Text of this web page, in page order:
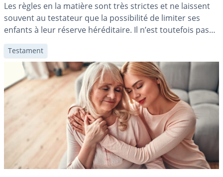
Les règles en la matière sont très strictes et ne laissent
souvent au testateur que la possibilité de limiter ses
enfants à leur réserve héréditaire. Il n’est toutefois pas
impossible d’exhéréder ses enfants. Cependant, le fait de
ne pas avoir de contacts ne suffira pas.
Testament